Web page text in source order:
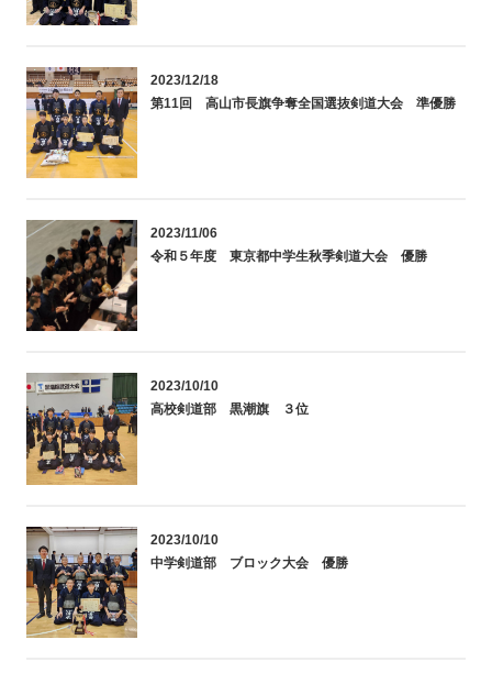
2023/12/18
第11回 高山市長旗争奪全国選抜剣道大会 準優勝
2023/11/06
令和５年度 東京都中学生秋季剣道大会 優勝
2023/10/10
高校剣道部 黒潮旗 ３位
2023/10/10
中学剣道部 ブロック大会 優勝